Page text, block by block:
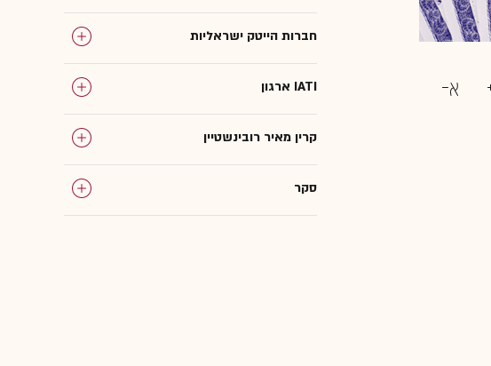
חברות הייטק ישראליות
ארגון IATI
קרין מאיר רובינשטיין
סקר